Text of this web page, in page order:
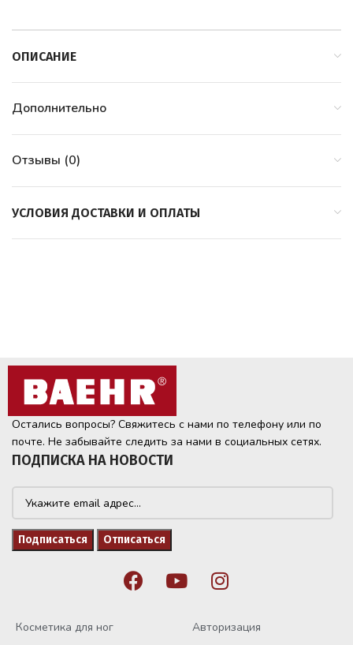
ОПИСАНИЕ
Дополнительно
Отзывы (0)
УСЛОВИЯ ДОСТАВКИ И ОПЛАТЫ
Остались вопросы? Свяжитесь с нами по телефону или по
почте. Не забывайте следить за нами в социальных сетях.
ПОДПИСКА НА НОВОСТИ
Косметика для ног
Авторизация